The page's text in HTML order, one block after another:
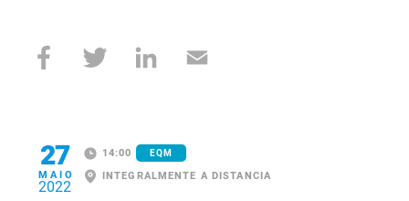
27
MAIO
2022
14:00 EQM
INTEGRALMENTE A DISTANCIA